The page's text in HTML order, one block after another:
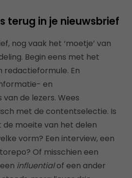
terug in je nieuwsbrief
nog vaak het ‘moetje’ van
Begin eens met het
redactieformule. En
en
de lezers. Wees
met de contentselectie. Is
moeite van het delen
vorm? Een interview, een
Of misschien een
influentialof een ander